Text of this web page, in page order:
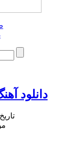
دانلود
تاریخ